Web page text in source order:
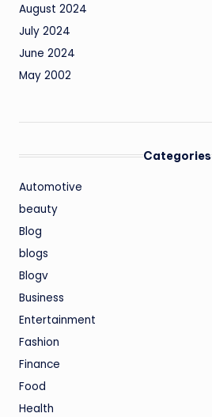
August 2024
July 2024
June 2024
May 2002
Categories
Automotive
beauty
Blog
blogs
Blogv
Business
Entertainment
Fashion
Finance
Food
Health